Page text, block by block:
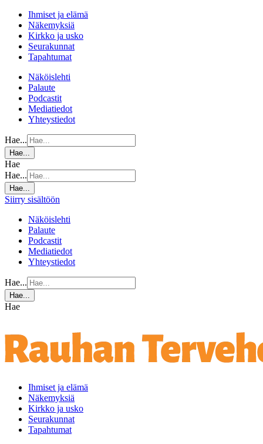
Ihmiset ja elämä
Näkemyksiä
Kirkko ja usko
Seurakunnat
Tapahtumat
Näköislehti
Palaute
Podcastit
Mediatiedot
Yhteystiedot
Hae...
Hae...
Hae
Hae...
Hae...
Siirry sisältöön
Näköislehti
Palaute
Podcastit
Mediatiedot
Yhteystiedot
Hae...
Hae...
Hae
Ihmiset ja elämä
Näkemyksiä
Kirkko ja usko
Seurakunnat
Tapahtumat